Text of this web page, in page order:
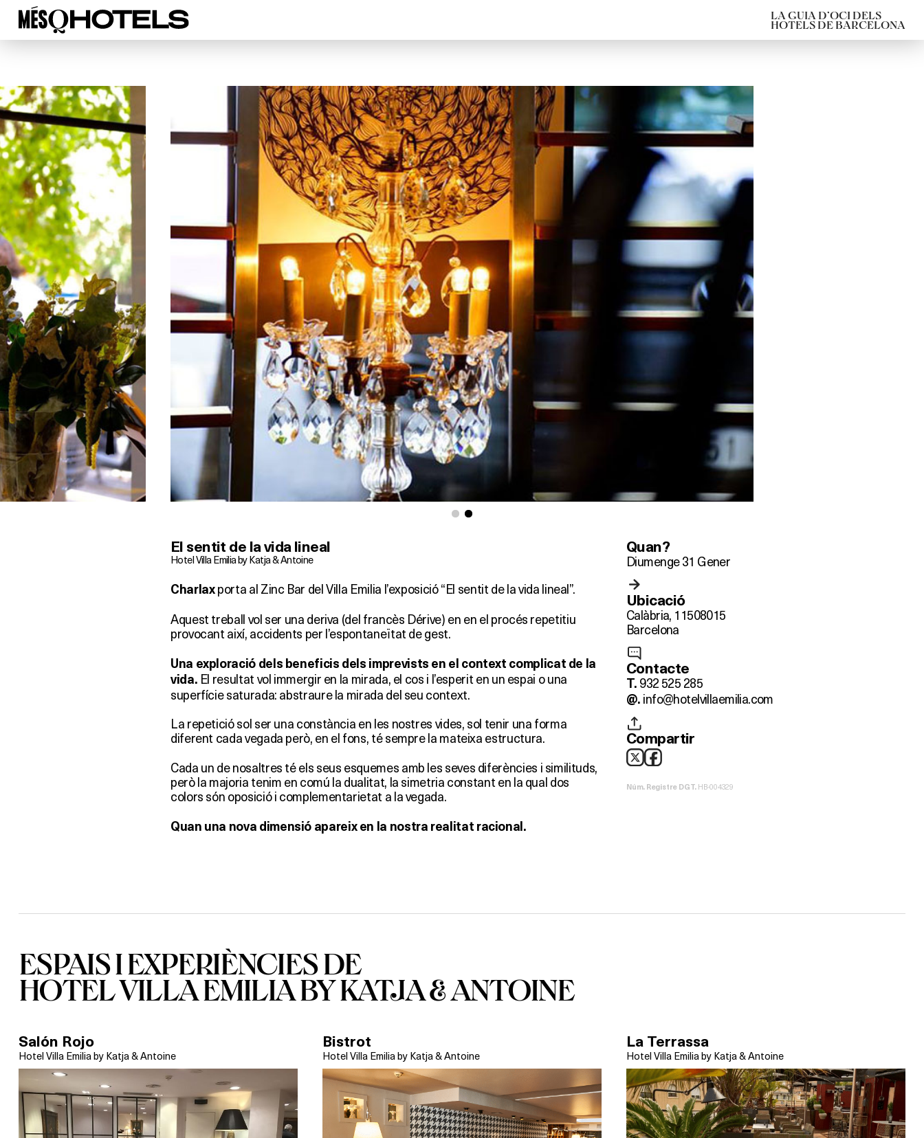
LA GUIA D’OCI DELS
HOTELS DE BARCELONA
El sentit de la vida lineal
Hotel Villa Emilia by Katja & Antoine
Charlaxporta al Zinc Bar del Villa Emilia l’exposició “El sentit de la vida lineal”.
Aquest treball vol ser una deriva (del francès Dérive) en en el procés repetitiu
provocant així, accidents per l’espontaneïtat de gest.
Una exploració dels beneficis dels imprevists en el context complicat de la
vida. El resultat vol immergir en la mirada, el cos i l’esperit en un espai o una
superfície saturada: abstraure la mirada del seu context.
La repetició sol ser una constància en les nostres vides, sol tenir una forma
diferent cada vegada però, en el fons, té sempre la mateixa estructura.
Cada un de nosaltres té els seus esquemes amb les seves diferències i similituds,
però la majoria tenim en comú la dualitat, la simetria constant en la qual dos
colors són oposició i complementarietat a la vegada.
Quan una nova dimensió apareix en la nostra realitat racional.
Quan?
Diumenge 31 Gener
Ubicació
Calàbria, 11508015
Barcelona
Contacte
T. 932 525 285
@. info@hotelvillaemilia.com
Compartir
Núm. Registre DGT. HB-004329
ESPAIS I EXPERIÈNCIES DE
HOTEL VILLA EMILIA BY KATJA & ANTOINE
Salón Rojo
Hotel Villa Emilia by Katja & Antoine
Bistrot
Hotel Villa Emilia by Katja & Antoine
La Terrassa
Hotel Villa Emilia by Katja & Antoine